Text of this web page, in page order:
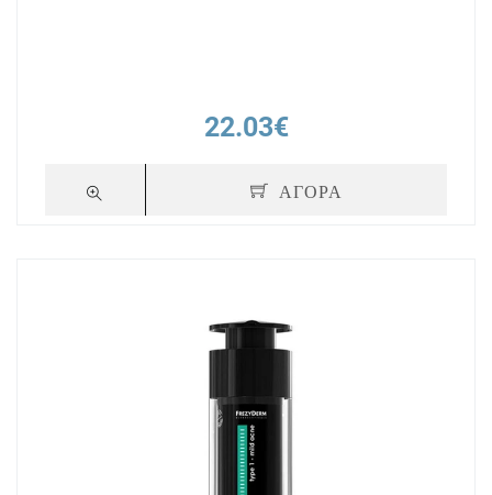
22.03€
ΑΓΟΡΑ